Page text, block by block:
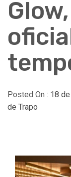
Posted On : 18
de Trapo